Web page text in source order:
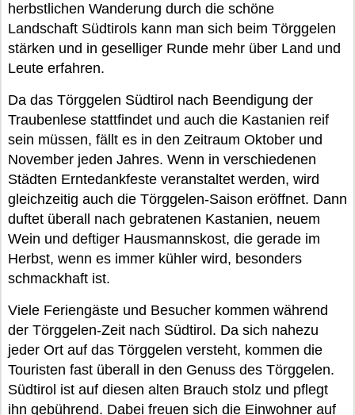
herbstlichen Wanderung durch die schöne
Landschaft Südtirols kann man sich beim Törggelen
stärken und in geselliger Runde mehr über Land und
Leute erfahren.
Da das Törggelen Südtirol nach Beendigung der
Traubenlese stattfindet und auch die Kastanien reif
sein müssen, fällt es in den Zeitraum Oktober und
November jeden Jahres. Wenn in verschiedenen
Städten Erntedankfeste veranstaltet werden, wird
gleichzeitig auch die Törggelen-Saison eröffnet. Dann
duftet überall nach gebratenen Kastanien, neuem
Wein und deftiger Hausmannskost, die gerade im
Herbst, wenn es immer kühler wird, besonders
schmackhaft ist.
Viele Feriengäste und Besucher kommen während
der Törggelen-Zeit nach Südtirol. Da sich nahezu
jeder Ort auf das Törggelen versteht, kommen die
Touristen fast überall in den Genuss des Törggelen.
Südtirol ist auf diesen alten Brauch stolz und pflegt
ihn gebührend. Dabei freuen sich die Einwohner auf